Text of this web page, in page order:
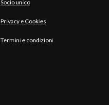
Socio unico
Privacy e Cookies
Termini e condizioni